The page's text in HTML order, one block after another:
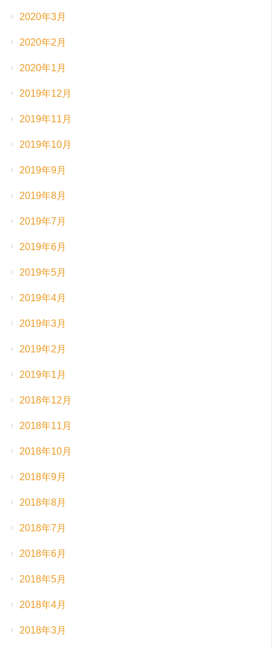
2020年3月
2020年2月
2020年1月
2019年12月
2019年11月
2019年10月
2019年9月
2019年8月
2019年7月
2019年6月
2019年5月
2019年4月
2019年3月
2019年2月
2019年1月
2018年12月
2018年11月
2018年10月
2018年9月
2018年8月
2018年7月
2018年6月
2018年5月
2018年4月
2018年3月